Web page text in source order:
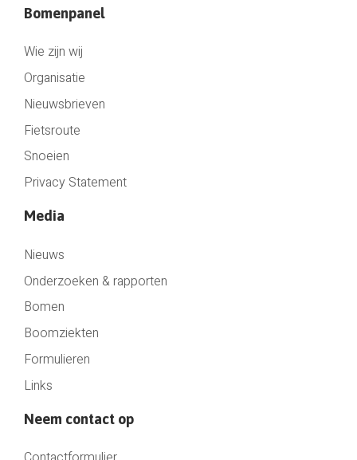
Bomenpanel
Wie zijn wij
Organisatie
Nieuwsbrieven
Fietsroute
Snoeien
Privacy Statement
Media
Nieuws
Onderzoeken & rapporten
Bomen
Boomziekten
Formulieren
Links
Neem contact op